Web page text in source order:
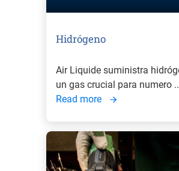
Hidrógeno
Air Liquide suministra
un gas crucial para numero
Read more